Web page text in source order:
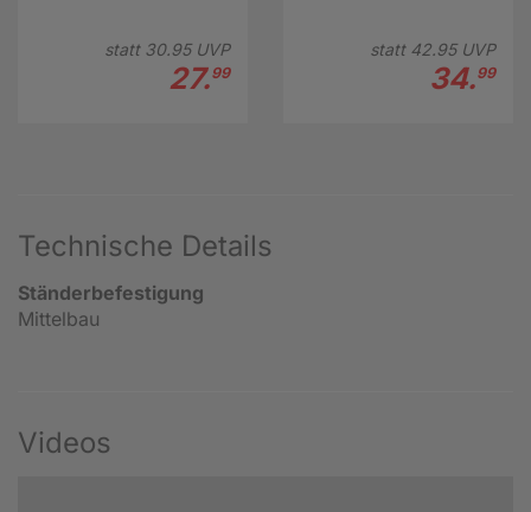
statt 30.95UVP
27.99
statt 42.95UVP
34.99
Technische Details
Ständerbefestigung
Mittelbau
Videos